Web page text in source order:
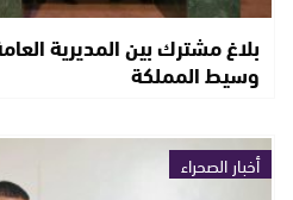
بلاغ مشترك بين المديرية
وسيط المملكة
أخبار الصحراء